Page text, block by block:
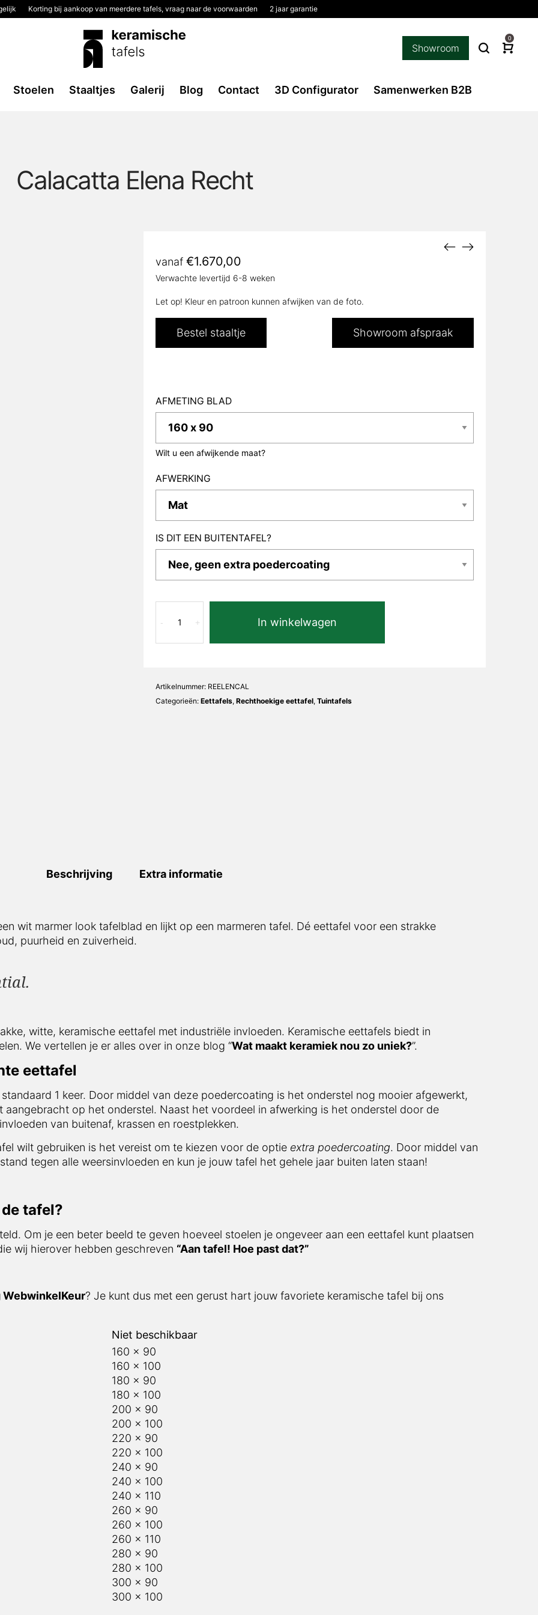
Korting bij aankoop van meerdere tafels, vraag naar de voorwaarden 2 jaar garantie
Showroom
0
Stoelen Staaltjes Galerij Blog Contact 3D Configurator Samenwerken B2B
Calacatta Elena Recht
vanaf €1.670,00
Verwachte levertijd 6-8 weken
Let op! Kleur en patroon kunnen afwijken van de foto.
Bestel staaltje Showroom afspraak
AFMETING BLAD
Wilt u een afwijkende maat?
AFWERKING
IS DIT EEN BUITENTAFEL?
Elena
+
- In winkelwagen
Artikelnummer: REELENCAL
Categorieën: Eettafels, Rechthoekige eettafel,Tuintafels
Beschrijving Extra informatie
wit marmer look tafelblad en lijkt op een marmeren tafel. Dé eettafel voor een strakke
puurheid en zuiverheid.
witte, keramische eettafel met industriële invloeden. Keramische eettafels biedt in vergelijking
je er alles over in onze blog “ Wat maakt keramiek nou zo uniek?”.
eettafel
1 keer. Door middel van deze poedercoating is het onderstel nog mooier afgewerkt, doordat
op het onderstel. Naast het voordeel in afwerking is het onderstel door de poedercoating ook
krassen en roestplekken.
wilt gebruiken is het vereist om te kiezen voor de optieextra poedercoating. Door middel van deze
alle weersinvloeden en kun je jouw tafel het gehele jaar buiten laten staan!
tafel?
Om je een beter beeld te geven hoeveel stoelen je ongeveer aan een eettafel kunt plaatsen
wij hierover hebben geschreven“Aan tafel! Hoe past dat?”
? Je kunt dus met een gerust hart jouw favoriete keramische tafel bij ons bestellen.
160 x 90
160 x 100
180 x 90
180 x 100
200 x 90
200 x 100
220 x 90
220 x 100
240 x 90
240 x 100
240 x 110
260 x 90
260 x 100
260 x 110
280 x 90
280 x 100
300 x 90
300 x 100